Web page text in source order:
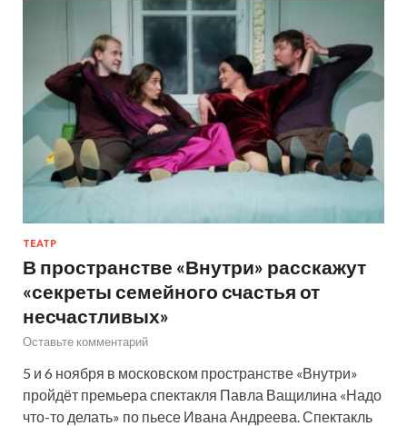
ТЕАТР
В пространстве «Внутри» расскажут
«секреты семейного счастья от
несчастливых»
Оставьте комментарий
5 и 6 ноября в московском пространстве «Внутри»
пройдёт премьера спектакля Павла Ващилина «Надо
что-то делать» по пьесе Ивана Андреева. Спектакль